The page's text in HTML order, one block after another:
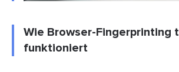
Wie Browser-Fingerprinting
funktioniert